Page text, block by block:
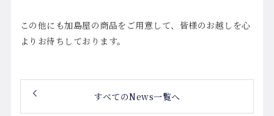
この他にも加島屋の商品をご用意して、皆様のお越しを心
よりお待ちしております。
すべてのNews一覧へ